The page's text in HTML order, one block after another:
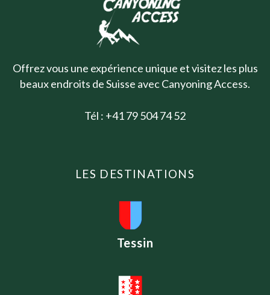
Offrez vous une expérience unique et visitez les plus
beaux endroits de Suisse avec Canyoning Access.
Tél : +41 79 504 74 52
LES DESTINATIONS
Tessin